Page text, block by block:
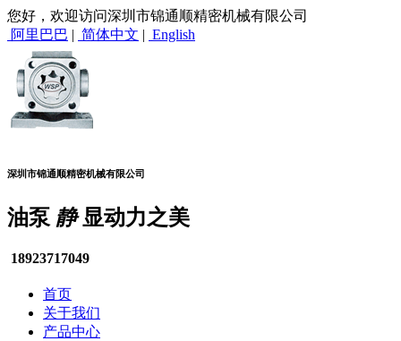
您好，欢迎访问深圳市锦通顺精密机械有限公司
阿里巴巴 | 简体中文 | English
深圳市锦通顺精密机械有限公司
油泵 静显动力之美
18923717049
首页
关于我们
产品中心